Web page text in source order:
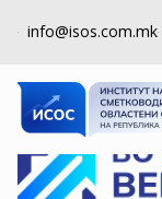
info@isos.com.mk
ЗА
НАС
РЕГИСТРИ